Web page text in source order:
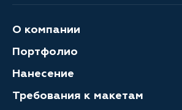
О компании
Портфолио
Нанесение
Требования к макетам